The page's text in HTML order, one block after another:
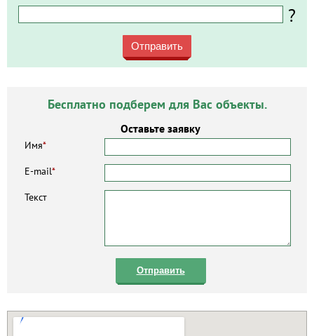
?
Отправить
Бесплатно подберем для Вас объекты.
Оставьте заявку
Имя*
E-mail*
Текст
Отправить